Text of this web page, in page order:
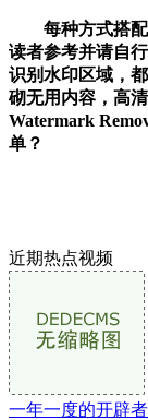
每种方式搭配
读者参考并请自
识别水印区域，
砌无用内容，高
Watermark
单？
近期热点视频
一年一度的开辟